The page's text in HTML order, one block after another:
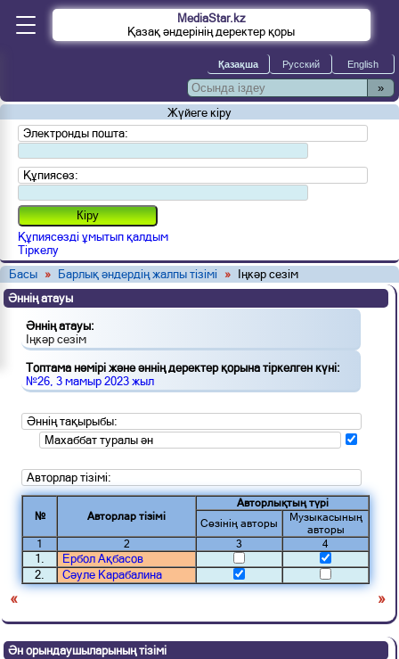
MediaStar.kz
Қазақ әндерінің деректер қоры
»
Жүйеге кіру
Электронды пошта:
Құпиясөз:
Құпиясөзді ұмытып қалдым
Тіркелу
Басы » Барлық әндердің жалпы тізімі »
Іңкәр сезім
Әннің атауы
Әннің атауы:
Іңкәр сезім
Топтама нөмірі және әннің деректер қорына тіркелген күні:
№26, 3 мамыр 2023 жыл
Әннің тақырыбы:
Махаббат туралы ән
Авторлар тізімі:
№ Авторлар тізімі
Авторлықтың түрі
Сөзінің авторы
Музыкасының
авторы
1
2 3 4
1.
Ербол Ақбасов
2.
Сәуле Карабалина
« »
Ән орындаушыларының тізімі